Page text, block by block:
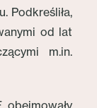
Podkreśliła,
od lat
m.in.